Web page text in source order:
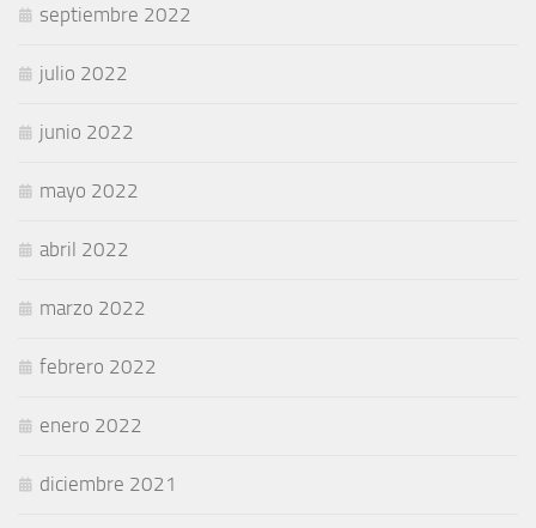
septiembre 2022
julio 2022
junio 2022
mayo 2022
abril 2022
marzo 2022
febrero 2022
enero 2022
diciembre 2021